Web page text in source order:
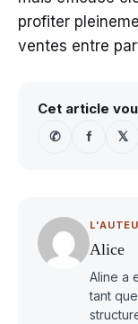
profiter
ventes entre
Cet article
✆
f 𝕏
Alice
Aline a
tant